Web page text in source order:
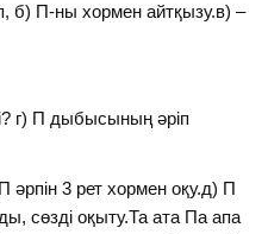
б) П-ны хормен айтқызу.в) –
г) П дыбысының әріп
әрпін 3 рет хормен оқу.д) П
сөзді оқыту.Та ата Па апа